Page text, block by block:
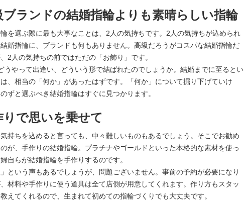
ブランドの結婚指輪よりも素晴らしい指輪
を選ぶ際に最も大事なことは、2人の気持ちです。2人の気持ちが込められ
婚指輪に、ブランドも何もありません。高級だろうがコスパな結婚指輪だ
2人の気持ちの前ではただの「お飾り」です。
うやって出逢い、どういう形で結ばれたのでしょうか。結婚までに至るとい
、相当の「何か」があったはずです。「何か」について掘り下げていけ
ずと選ぶべき結婚指輪はすぐに見つかります。
りで思いを乗せて
持ちを込めると言っても、中々難しいものもあるでしょう。そこでお勧め
のが、手作りの結婚指輪。プラチナやゴールドといった本格的な素材を使っ
自らが結婚指輪を手作りするのです。
」という声もあるでしょうが、問題ございません。事前の予約が必要になり
、材料や手作りに使う道具は全て店側が用意してくれます。作り方もスタッ
えてくれるので、生まれて初めての指輪づくりでも大丈夫です。